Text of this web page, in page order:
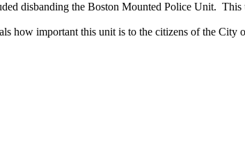
disbanding the Boston Mounted Police Unit.
how important this unit is to the citizens of the City